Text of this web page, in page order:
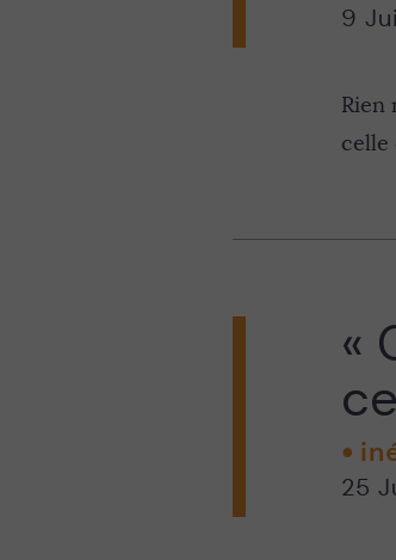
9
Rien
celle
«
25